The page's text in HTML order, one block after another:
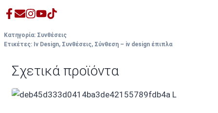
Κατηγορία: Συνθέσεις
Ετικέτες: Iv Design, Συνθέσεις, Σύνθεση – iv design έπιπλα
Σχετικά προϊόντα